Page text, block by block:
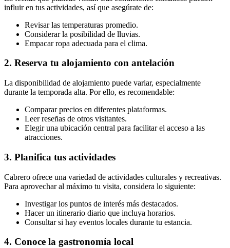
influir en tus actividades, así que asegúrate de:
Revisar las temperaturas promedio.
Considerar la posibilidad de lluvias.
Empacar ropa adecuada para el clima.
2. Reserva tu alojamiento con antelación
La disponibilidad de alojamiento puede variar, especialmente
durante la temporada alta. Por ello, es recomendable:
Comparar precios en diferentes plataformas.
Leer reseñas de otros visitantes.
Elegir una ubicación central para facilitar el acceso a las
atracciones.
3. Planifica tus actividades
Cabrero ofrece una variedad de actividades culturales y recreativas.
Para aprovechar al máximo tu visita, considera lo siguiente:
Investigar los puntos de interés más destacados.
Hacer un itinerario diario que incluya horarios.
Consultar si hay eventos locales durante tu estancia.
4. Conoce la gastronomía local